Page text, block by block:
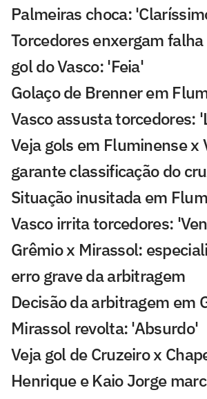
Palmeiras choca:
Torcedores enxergam
gol do Vasco: 'Feia'
Golaço de Brenner em
Vasco assusta torcedores:
Veja gols em Fluminense x
garante classificação do
Situação inusitada em
Vasco irrita torcedores:
Grêmio x Mirassol:
erro grave da arbitragem
Decisão da arbitragem em
Mirassol revolta: 'Absurdo'
Veja gol de Cruzeiro x
Henrique e Kaio Jorge